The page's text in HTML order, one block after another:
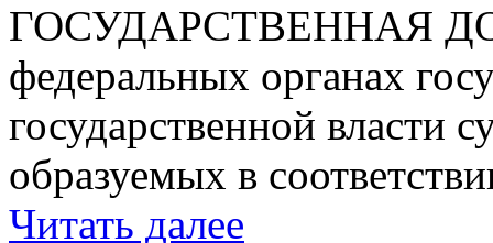
ГОСУДАРСТВЕННАЯ
федеральных органах
государственной власти
образуемых в
Читать далее